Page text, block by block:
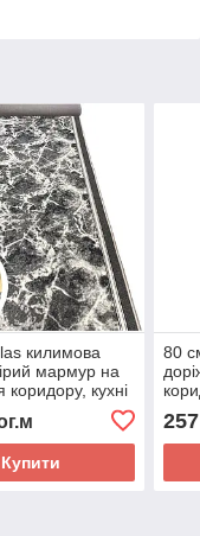
килимова
мармур на
коридору, кухні
Купити
80
257